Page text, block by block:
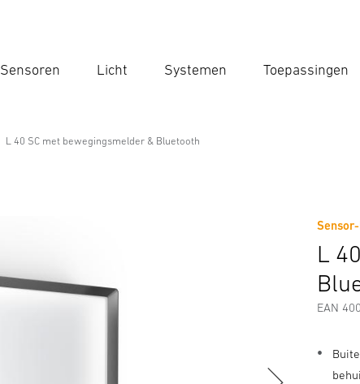
Sensoren Licht Systemen Toepassingen
L 40 SC met bewegingsmelder & Bluetooth
L
EAN
Veiligheids- en